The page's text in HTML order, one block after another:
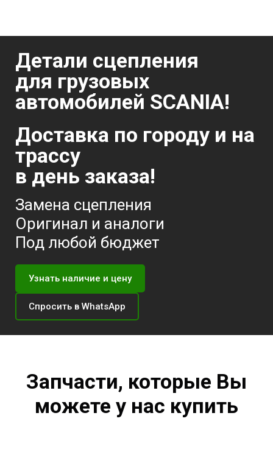
Детали сцепления
для грузовых
автомобилей SCANIA!
Доставка по городу и на
трассу
в день заказа!
Замена сцепления
Оригинал и аналоги
Под любой бюджет
Узнать наличие и цену
Спросить в WhatsApp
Запчасти, которые Вы
можете у нас купить